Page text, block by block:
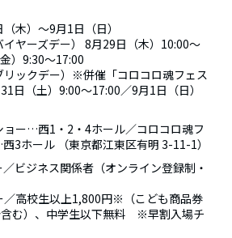
木）～9月1日（日）
ヤーズデー） 8月29日（木）10:00～
）9:30～17:00
リックデー）※併催「コロコロ魂フェス
日（土）9:00～17:00／9月1日（日）
ョー…西1・2・4ホール／コロコロ魂フ
3ホール （東京都江東区有明 3-11-1）
ビジネス関係者（オンライン登録制・
／高校生以上1,800円※（こども商品券
む）、中学生以下無料 ※早割入場チ